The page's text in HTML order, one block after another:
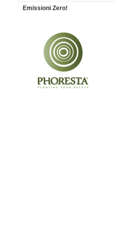
Emissioni Zero!